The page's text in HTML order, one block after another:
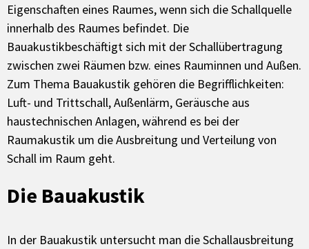
Eigenschaften eines Raumes, wenn sich die Schallquelle
innerhalb des Raumes befindet. Die
Bauakustikbeschäftigt sich mit der Schallübertragung
zwischen zwei Räumen bzw. eines Rauminnen und Außen.
Zum Thema Bauakustik gehören die Begrifflichkeiten:
Luft- und Trittschall, Außenlärm, Geräusche aus
haustechnischen Anlagen, während es bei der
Raumakustik um die Ausbreitung und Verteilung von
Schall im Raum geht.
Die Bauakustik
In der Bauakustik untersucht man die Schallausbreitung